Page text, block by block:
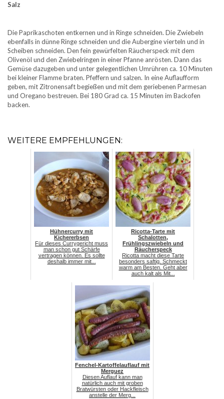
Salz
Die Paprikaschoten entkernen und in Ringe schneiden. Die Zwiebeln
ebenfalls in dünne Ringe schneiden und die Aubergine vierteln und in
Scheiben schneiden. Den fein gewürfelten Räucherspeck mit dem
Olivenöl und den Zwiebelringen in einer Pfanne anrösten. Dann das
Gemüse dazugeben und unter gelegentlichen Umrühren ca. 10 Minuten
bei kleiner Flamme braten. Pfeffern und salzen. In eine Auflaufform
geben, mit Zitronensaft begießen und mit dem geriebenen Parmesan
und Oregano bestreuen. Bei 180 Grad ca. 15 Minuten im Backofen
backen.
WEITERE EMPFEHLUNGEN:
Hühnercurry mit
Kichererbsen
Für dieses Currygericht muss
man schon gut Schärfe
vertragen können. Es sollte
deshalb immer mit...
Ricotta-Tarte mit
Schalotten,
Frühlingszwiebeln und
Räucherspeck
Ricotta macht diese Tarte
besonders saftig. Schmeckt
warm am Besten. Geht aber
auch kalt als Mit...
Fenchel-Kartoffelauflauf mit
Merguez
Diesen Auflauf kann man
natürlich auch mit groben
Bratwürsten oder Hackfleisch
anstelle der Merg...